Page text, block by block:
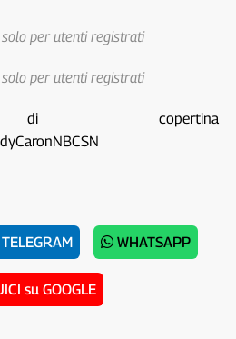
solo per utenti registrati
solo per utenti registrati
di copertina
WHATSAPP
su GOOGLE